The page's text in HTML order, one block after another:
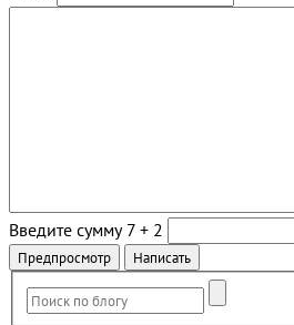
Введите сумму 7 + 2